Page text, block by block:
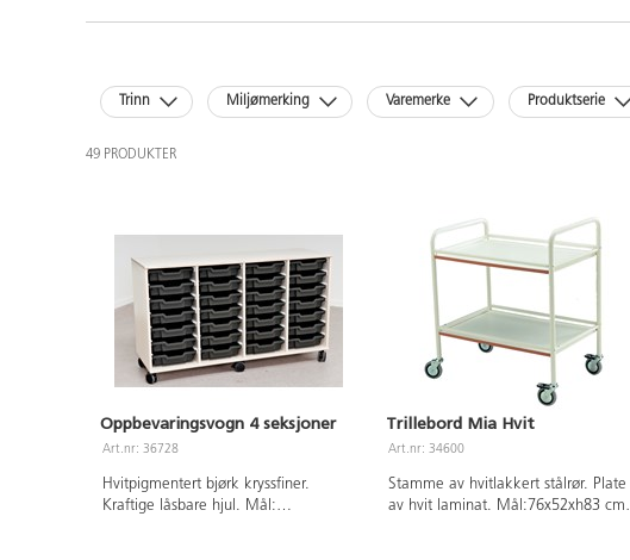
Trinn Miljømerking Varemerke Produktserie
49 PRODUKTER
Oppbevaringsvogn 4 seksjoner
Art.nr: 36728
Hvitpigmentert bjørk kryssfiner.
Kraftige låsbare hjul. Mål:
Trillebord Mia Hvit
Art.nr: 34600
Stamme av hvitlakkert stålrør. Plate
av hvit laminat. Mål:76x52xh83 cm.